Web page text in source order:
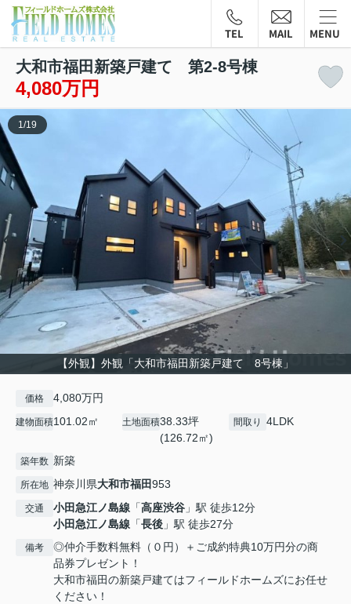
TEL MAIL MENU
大和市福田新築戸建て 第2-8号棟
4,080万円
【外観】外観「大和市福田新築戸建て 8号棟」
1 /19
価格 4,080万円
建物面積101.02㎡ 土地面積38.33坪
(126.72㎡)
間取り 4LDK
築年数 新築
所在地 神奈川県大和市福田953
交通 小田急江ノ島線 「高座渋谷 」駅 徒歩12分
小田急江ノ島線 「長後 」駅 徒歩27分
備考
◎仲介手数料無料（０円）＋ご成約特典10万円分の商
品券プレゼント！
大和市福田の新築戸建てはフィールドホームズにお任せ
ください！